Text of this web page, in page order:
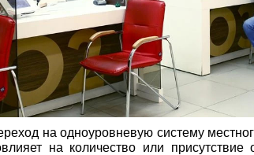
на одноуровневую систему
на количество или